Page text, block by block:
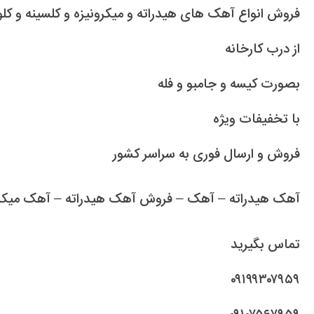
فروش انواع آهک های هیدراته و میکرونیزه و کلسینه و
از درب کارخانه
بصورت کیسه و جامبو و فله
با تخفیفات ویژه
فروش و ارسال فوری به سراسر کشور
آهک هیدراته – آهک – فروش آهک هیدراته – آهک
تماس بگیرید
۰۹۱۹۹۳۰۷۹۵۹